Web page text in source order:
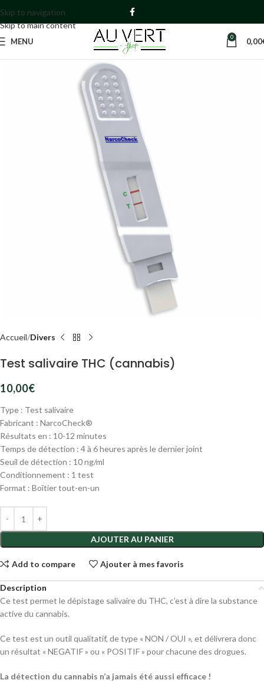
Skip to navigation
Skip to main content
MENU 0 0,00
Accueil Divers
Test salivaire THC (cannabis)
10,00€
Type : Test salivaire
Fabricant : NarcoCheck®
Résultats en : 10-12 minutes
Temps de détection : 4 à 6 heures après le dernier joint
Seuil de détection : 10 ng/ml
Conditionnement : 1 test
Format : Boîtier tout-en-un
AJOUTER AU PANIER
Add to compare Ajouter à mes favoris
Description
Ce test permet le dépistage salivaire du THC, c’est à dire la substance
active du cannabis.
Ce test est un outil qualitatif, de type « NON / OUI », et délivrera donc
un résultat « NEGATIF » ou « POSITIF » pour chacune des drogues.
La détection du cannabis n’a jamais été aussi efficace !